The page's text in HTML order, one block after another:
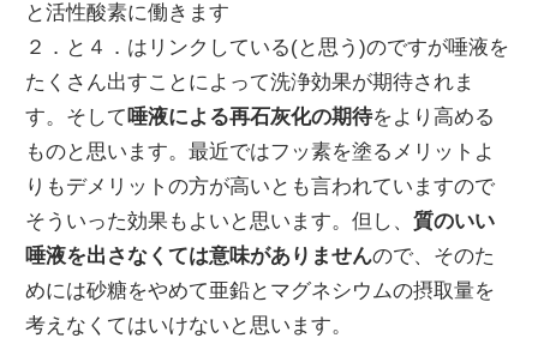
と活性酸素に働きます
２．と４．はリンクしている(と思う)のですが唾液を
たくさん出すことによって洗浄効果が期待されま
す。そして唾液による再石灰化の期待をより高める
ものと思います。最近ではフッ素を塗るメリットよ
りもデメリットの方が高いとも言われていますので
そういった効果もよいと思います。但し、質のいい
唾液を出さなくては意味がありませんので、そのた
めには砂糖をやめて亜鉛とマグネシウムの摂取量を
考えなくてはいけないと思います。